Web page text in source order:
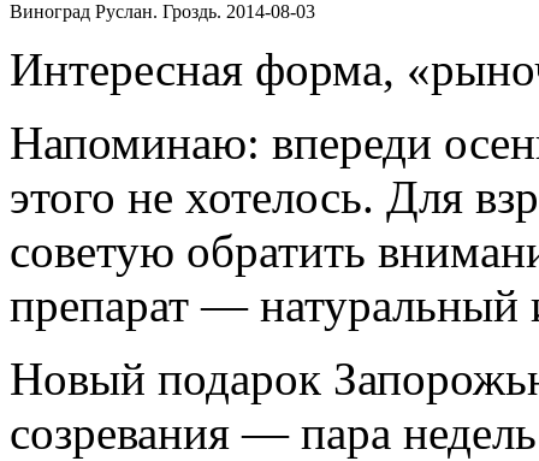
Виноград Руслан. Гроздь. 2014-08-03
Интересная форма,
Напоминаю: впереди
этого не хотелось. Для
советую обратить
препарат — натуральный
Новый подарок
созревания — пара